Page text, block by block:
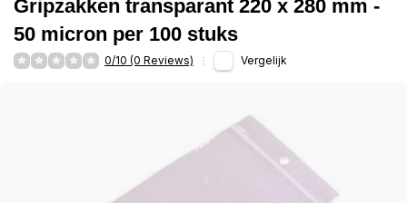
Gripzakken transparant 220 x 280 mm -
50 micron per 100 stuks
0/10 (0 Reviews) Vergelijk